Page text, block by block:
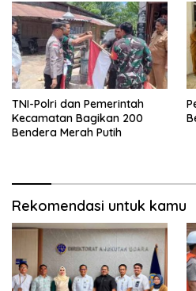
TNI-Polri dan Pemerintah
Kecamatan Bagikan 200
Bendera Merah Putih
Rekomendasi untuk kamu